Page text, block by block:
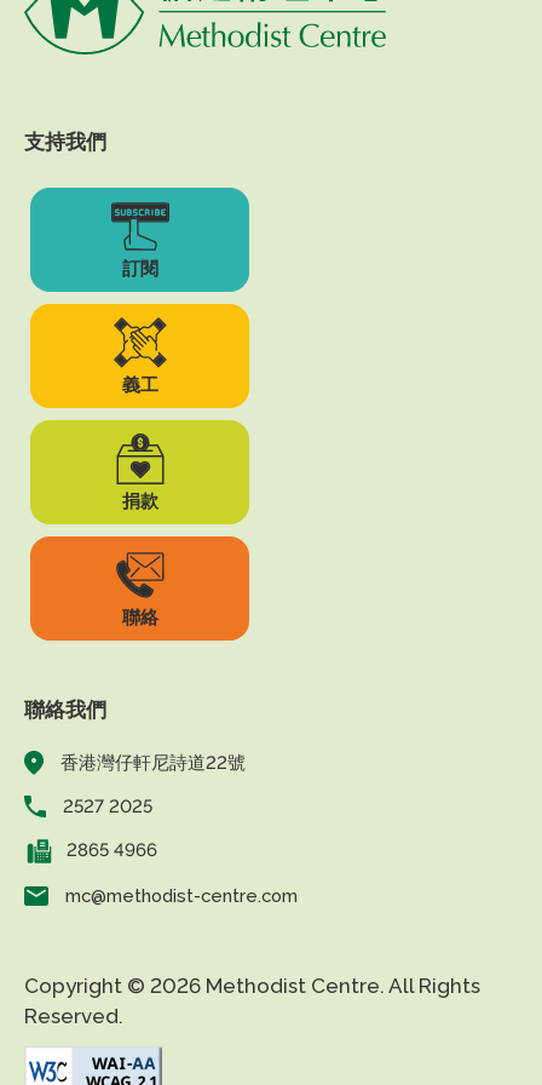
支持我們
訂閱
義工
捐款
聯絡
聯絡我們
香港灣仔軒尼詩道22號
2527 2025
2865 4966
mc@methodist-centre.com
Copyright © 2026 Methodist Centre. All Rights
Reserved.